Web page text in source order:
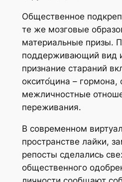
Общественное
те же мозговые
материальные призы.
поддерживающий вид
признание стараний
оксито́цина – гормона,
межличностные
переживания.
В современном
пространстве лайки,
репосты сделались
общественного